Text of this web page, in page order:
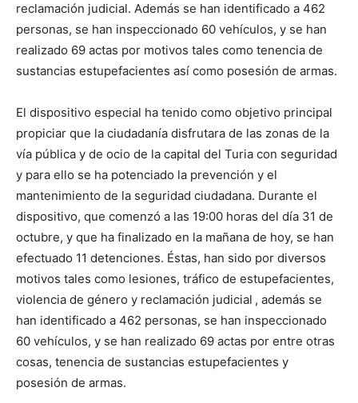
reclamación judicial. Además se han identificado a 462
personas, se han inspeccionado 60 vehículos, y se han
realizado 69 actas por motivos tales como tenencia de
sustancias estupefacientes así como posesión de armas.
El dispositivo especial ha tenido como objetivo principal
propiciar que la ciudadanía disfrutara de las zonas de la
vía pública y de ocio de la capital del Turia con seguridad
y para ello se ha potenciado la prevención y el
mantenimiento de la seguridad ciudadana. Durante el
dispositivo, que comenzó a las 19:00 horas del día 31 de
octubre, y que ha finalizado en la mañana de hoy, se han
efectuado 11 detenciones. Éstas, han sido por diversos
motivos tales como lesiones, tráfico de estupefacientes,
violencia de género y reclamación judicial , además se
han identificado a 462 personas, se han inspeccionado
60 vehículos, y se han realizado 69 actas por entre otras
cosas, tenencia de sustancias estupefacientes y
posesión de armas.